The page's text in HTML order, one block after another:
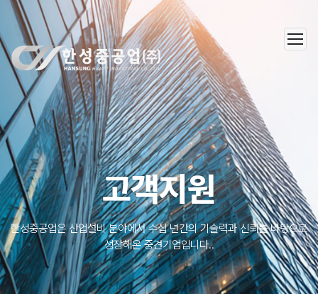
한성중공업(주)
고객지원
한성중공업은 산업설비 분야에서 수십 년간의 기술력과 신뢰를 바탕으로
성장해온 중견기업입니다..